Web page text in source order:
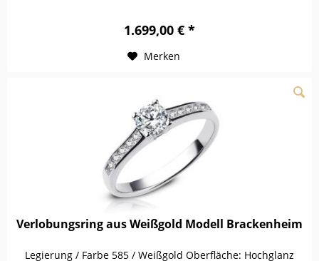
1.699,00 € *
Merken
Verlobungsring aus Weißgold Modell Brackenheim
Legierung / Farbe 585 / Weißgold Oberfläche: Hochglanz